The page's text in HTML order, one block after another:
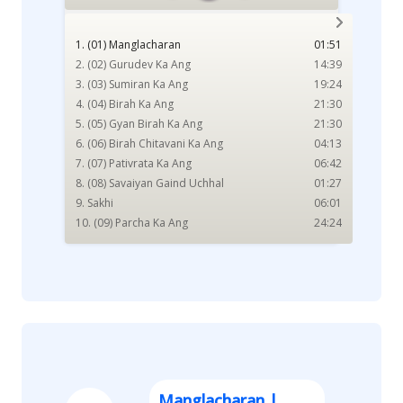
1. (01) Manglacharan
01:51
2. (02) Gurudev Ka Ang
14:39
3. (03) Sumiran Ka Ang
19:24
4. (04) Birah Ka Ang
21:30
5. (05) Gyan Birah Ka Ang
21:30
6. (06) Birah Chitavani Ka Ang
04:13
7. (07) Pativrata Ka Ang
06:42
8. (08) Savaiyan Gaind Uchhal
01:27
9. Sakhi
06:01
10. (09) Parcha Ka Ang
24:24
11. (10) Ras Ka Ang
16:49